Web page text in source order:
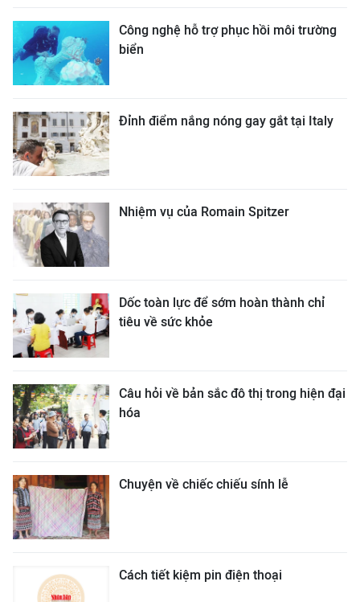
Công nghệ hỗ trợ phục hồi môi trường
biển
Đỉnh điểm nắng nóng gay gắt tại Italy
Nhiệm vụ của Romain Spitzer
Dốc toàn lực để sớm hoàn thành chỉ
tiêu về sức khỏe
Câu hỏi về bản sắc đô thị trong hiện đại
hóa
Chuyện về chiếc chiếu sính lễ
Cách tiết kiệm pin điện thoại